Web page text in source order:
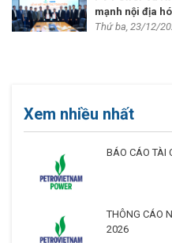
mạnh nội địa
Thứ ba, 23/12/
Xem nhiều nhất
BÁO CÁO TÀI
THÔNG CÁO
2026